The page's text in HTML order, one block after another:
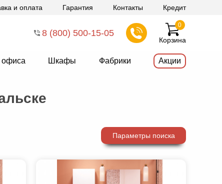
и оплата Гарантия Контакты Кредит
8 (800) 500-15-05
Корзина
0
Шкафы Фабрики Акции
Параметры поиска